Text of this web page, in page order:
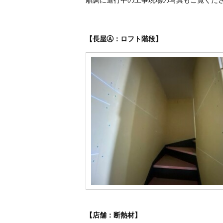
【長屋Ⓐ：ロフト階段】
【店舗：断熱材】